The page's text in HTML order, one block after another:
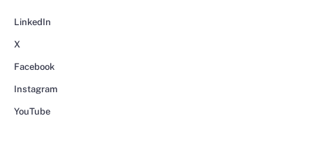
LinkedIn
X
Facebook
Instagram
YouTube